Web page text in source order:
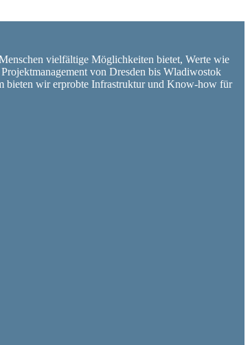
vielfältige Möglichkeiten bietet, Werte wie
von Dresden bis Wladiwostok
bieten wir erprobte Infrastruktur und Know-how für